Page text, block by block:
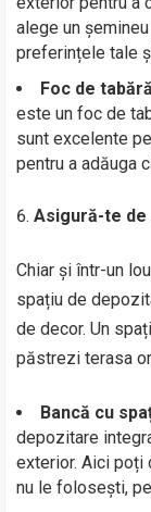
alege un
preferințele tale
Foc de
este un foc de
sunt excelente
pentru a adăuga
Asigură-te de
Chiar și într-un
spațiu de
de decor. Un
păstrezi terasa
Bancă cu
depozitare
exterior. Aici poți
nu le folosești,